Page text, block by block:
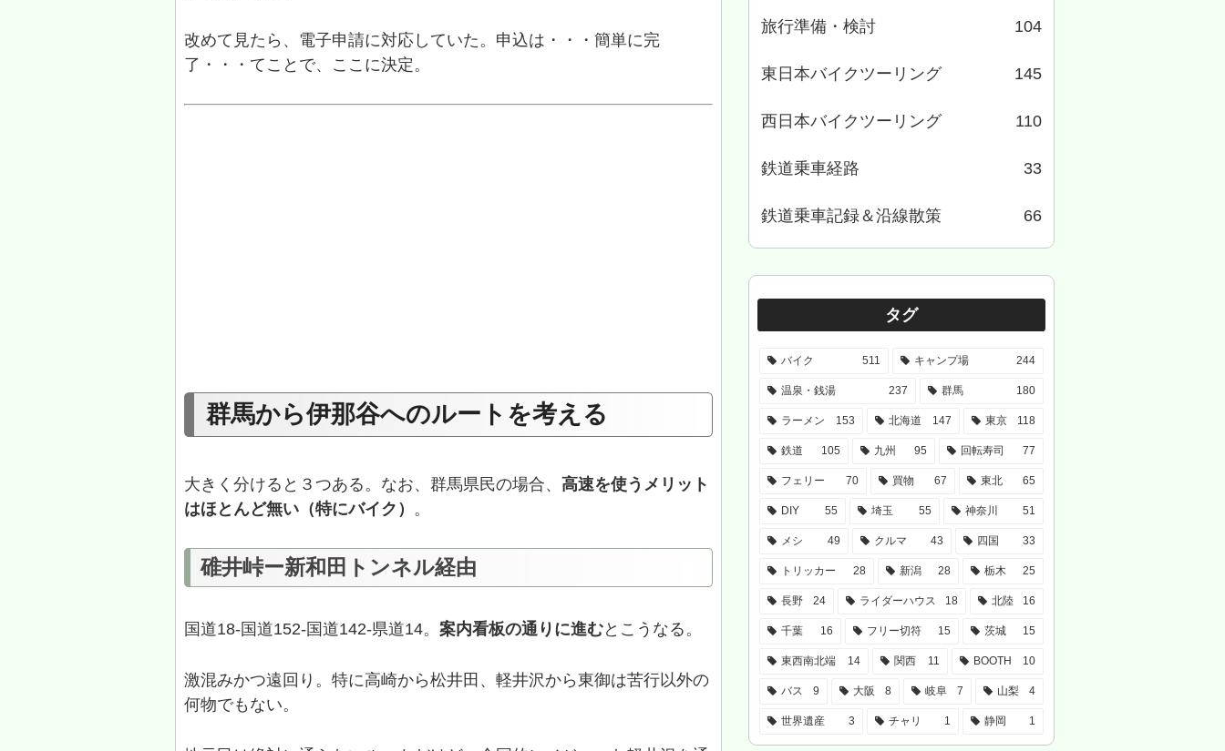
改めて見たら、電子申請に対応していた。申込は・・・簡単に完
了・・・てことで、ここに決定。
群馬から伊那谷へのルートを考える
大きく分けると３つある。なお、群馬県民の場合、 高速を使うメリット
はほとんど無い（特にバイク）
。
碓井峠ー新和田トンネル経由
国道18‐国道152‐国道142‐県道14。 案内看板の通りに進むとこうなる。
激混みかつ遠回り。特に高崎から松井田、軽井沢から東御は苦行以外の
何物でもない。
旅行準備・検討 104
東日本バイクツーリング 145
西日本バイクツーリング 110
鉄道乗車経路 33
鉄道乗車記録＆沿線散策 66
タグ
バイク 511 キャンプ場 244
温泉・銭湯 237 群馬 180
ラーメン 153 北海道 147 東京 118
鉄道 105 九州 95 回転寿司 77
フェリー 70 買物 67 東北 65
DIY 55 埼玉 55 神奈川 51
メシ 49 クルマ 43 四国 33
トリッカー 28 新潟 28 栃木 25
長野 24 ライダーハウス 18 北陸 16
千葉 16 フリー切符 15 茨城 15
東西南北端 14 関西 11 BOOTH 10
バス 9 大阪 8 岐阜 7 山梨 4
世界遺産 3 チャリ 1 静岡 1